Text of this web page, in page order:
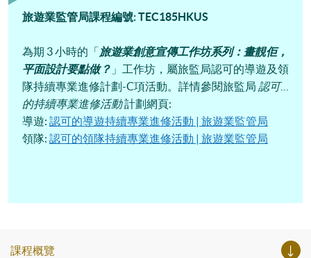
旅遊業監管局課程編號: TEC185HKUS
為期 3 小時的「旅遊業創意宣傳工作坊系列：畫靚佢，
平面設計要點做？ 」 工作坊，屬旅監局認可的導遊及領
隊持續專業進修計劃-C項活動。詳情參閱旅監局 認可
的持續專業進修活動計劃網頁:
導遊: 認可的導遊持續專業進修活動 | 旅遊業監管局
領隊: 認可的領隊持續專業進修活動 | 旅遊業監管局
課程概覽